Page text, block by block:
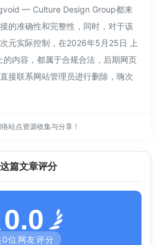
— Culture Design Group都来
的准确性和完整性，同时，对于该
元实际控制，在2026年5月25日 上
的内容，都属于合规合法，后期网页
接联系网站管理员进行删除，嗨次
站点资源收集与分享！
篇文章评分
0.0
0位网友评分